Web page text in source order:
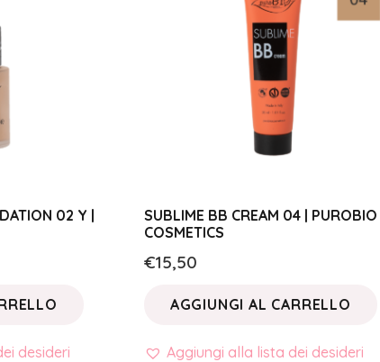
02 Y |
desideri
SUBLIME BB CREAM 04 | PUROBIO
COSMETICS
€15,50
AGGIUNGI AL CARRELLO
Aggiungi alla lista dei desideri